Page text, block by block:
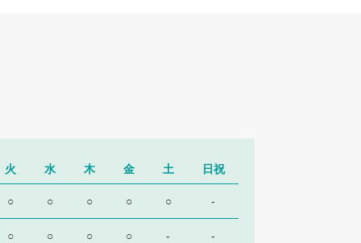
火 水 木 金 土 日祝
○ ○ ○ ○ ○ -
○ ○ ○ ○ - -